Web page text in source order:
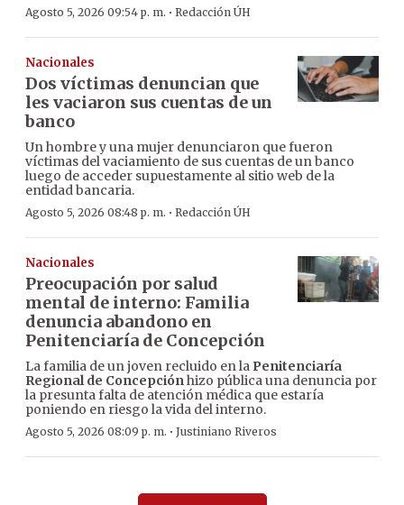
Agosto 5, 2026 09:54 p. m. · Redacción ÚH
Nacionales
Dos víctimas denuncian que
les vaciaron sus cuentas de un
banco
Un hombre y una mujer denunciaron que fueron
víctimas del vaciamiento de sus cuentas de un banco
luego de acceder supuestamente al sitio web de la
entidad bancaria.
Agosto 5, 2026 08:48 p. m. · Redacción ÚH
Nacionales
Preocupación por salud
mental de interno: Familia
denuncia abandono en
Penitenciaría de Concepción
La familia de un joven recluido en la Penitenciaría
Regional de Concepciónhizo pública una denuncia por
la presunta falta de atención médica que estaría
poniendo en riesgo la vida del interno.
Agosto 5, 2026 08:09 p. m. · Justiniano Riveros